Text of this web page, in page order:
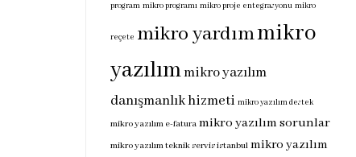
program mikro programı mikro proje entegrasyonu mikro
reçete mikro yardımmikro
yazılımmikro yazılım
danışmanlık hizmeti mikro yazılım destek
mikro yazılım e-fatura mikro yazılım sorunlar
mikro yazılım teknik servis istanbul mikro yazılım